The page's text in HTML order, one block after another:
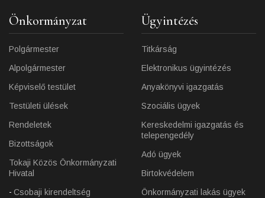
Önkormányzat
Polgármester
Alpolgármester
Képviselő testület
Testületi ülések
Rendeletek
Bizottságok
Tokaji Közös Önkormányzati
Hivatal
Csobaji kirendeltség
Ügyintézés
Titkárság
Elektronikus ügyintézés
Anyakönyvi igazgatás
Szociális ügyek
Kereskedelmi igazgatás és
telepengedély
Adó ügyek
Birtokvédelem
Önkormányzati lakás ügyek